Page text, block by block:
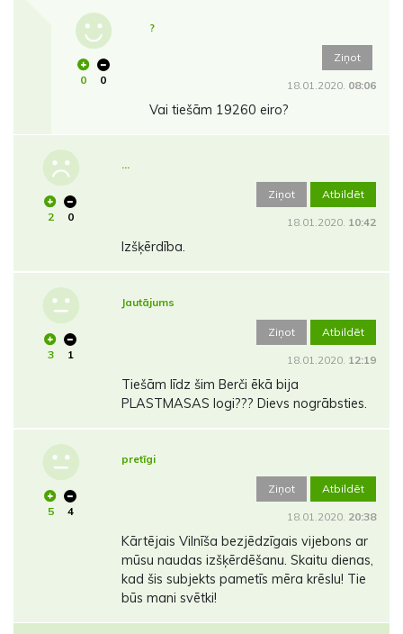
0 0
?
Ziņot
18.01.2020. 08:06
Vai tiešām 19260 eiro?
2 0
...
Ziņot Atbildēt
18.01.2020. 10:42
Izšķērdība.
3 1
Jautājums
Ziņot Atbildēt
18.01.2020. 12:19
Tiešām līdz šim Berči ēkā bija
PLASTMASAS logi??? Dievs nogrābsties.
5 4
pretīgi
Ziņot Atbildēt
18.01.2020. 20:38
Kārtējais Vilnīša bezjēdzīgais vijebons ar
mūsu naudas izšķērdēšanu. Skaitu dienas,
kad šis subjekts pametīs mēra krēslu! Tie
būs mani svētki!